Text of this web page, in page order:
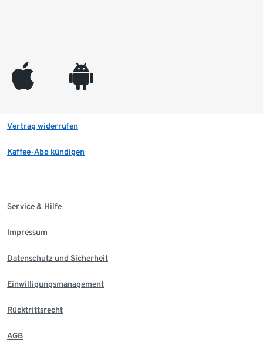
appleinc android
Vertrag widerrufen
Kaffee-Abo kündigen
Service & Hilfe
Impressum
Datenschutz und Sicherheit
Einwilligungsmanagement
Rücktrittsrecht
AGB